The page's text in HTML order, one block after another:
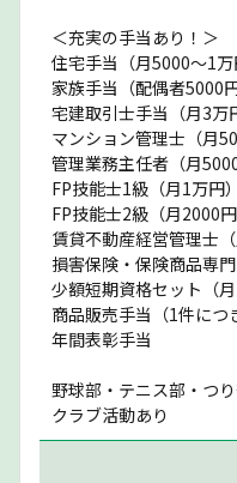
＜充実の手当あり！＞
住宅手当（月5000〜1万
家族手当（配偶者5000
宅建取引士手当（月3万
マンション管理士（月
管理業務主任者（月5000
FP技能士1級（月1万円）
FP技能士2級（月2000円
賃貸不動産経営管理士（
損害保険・保険商品専
少額短期資格セット（月
商品販売手当（1件につ
年間表彰手当
野球部・テニス部・つ
クラブ活動あり